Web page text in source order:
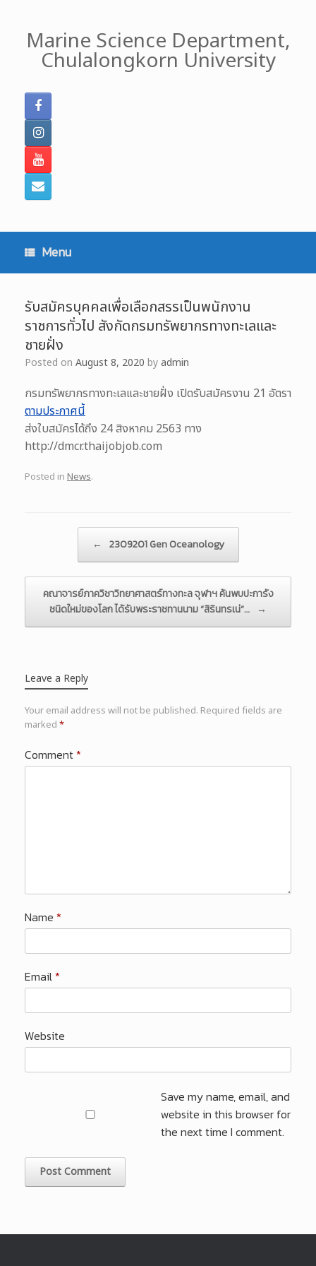
contentMarine Science Department,
Chulalongkorn University
Menu
รับสมัครบุคคลเพื่อเลือกสรรเป็นพนักงาน
ราชการทั่วไป สังกัดกรมทรัพยากรทางทะเลและ
ชายฝั่ง
Posted on August 8, 2020 byadmin
กรมทรัพยากรทางทะเลและชายฝั่ง เปิดรับสมัครงาน 21 อัตรา
ตามประกาศนี้
ส่งใบสมัครได้ถึง 24 สิงหาคม 2563 ทาง
http://dmcr.thaijobjob.com
Posted in News.
← 2309201 Gen Oceanology
คณาจารย์ภาควิชาวิทยาศาสตร์ทางทะล จุฬาฯ ค้นพบปะการัง
ชนิดใหม่ของโลก ได้รับพระราชทานนาม “สิรินทรเน่”…
→
Leave a Reply
Your email address will not be published. Required fields are
marked *
Comment*
Name *
Email*
Website
Save my name, email, and
website in this browser for
the next time I comment.